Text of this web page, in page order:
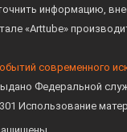
информацию,
«Arttube»
современного
Федеральной
Использование